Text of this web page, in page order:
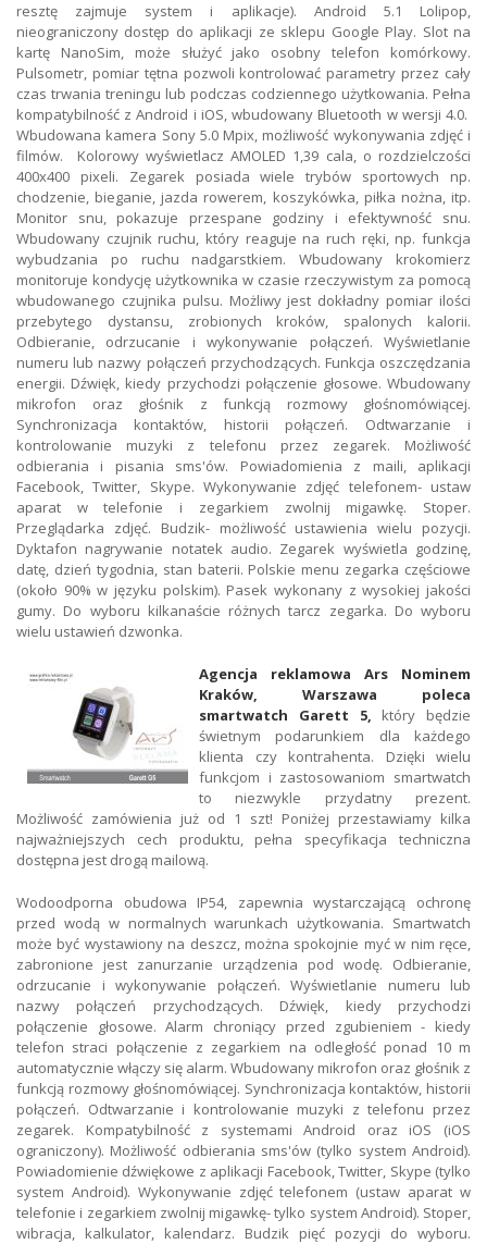
resztę zajmuje system i aplikacje). Android 5.1 Lolipop,
nieograniczony dostęp do aplikacji ze sklepu Google Play. Slot na
kartę NanoSim, może służyć jako osobny telefon komórkowy.
Pulsometr, pomiar tętna pozwoli kontrolować parametry przez cały
czas trwania treningu lub podczas codziennego użytkowania. Pełna
kompatybilność z Android i iOS, wbudowany Bluetooth w wersji 4.0.
Wbudowana kamera Sony 5.0 Mpix, możliwość wykonywania zdjęć i
filmów. Kolorowy wyświetlacz AMOLED 1,39 cala, o rozdzielczości
400x400 pixeli. Zegarek posiada wiele trybów sportowych np.
chodzenie, bieganie, jazda rowerem, koszykówka, piłka nożna, itp.
Monitor snu, pokazuje przespane godziny i efektywność snu.
Wbudowany czujnik ruchu, który reaguje na ruch ręki, np. funkcja
wybudzania po ruchu nadgarstkiem. Wbudowany krokomierz
monitoruje kondycję użytkownika w czasie rzeczywistym za pomocą
wbudowanego czujnika pulsu. Możliwy jest dokładny pomiar ilości
przebytego dystansu, zrobionych kroków, spalonych kalorii.
Odbieranie, odrzucanie i wykonywanie połączeń. Wyświetlanie
numeru lub nazwy połączeń przychodzących. Funkcja oszczędzania
energii. Dźwięk, kiedy przychodzi połączenie głosowe. Wbudowany
mikrofon oraz głośnik z funkcją rozmowy głośnomówiącej.
Synchronizacja kontaktów, historii połączeń. Odtwarzanie i
kontrolowanie muzyki z telefonu przez zegarek. Możliwość
odbierania i pisania sms'ów. Powiadomienia z maili, aplikacji
Facebook, Twitter, Skype. Wykonywanie zdjęć telefonem- ustaw
aparat w telefonie i zegarkiem zwolnij migawkę. Stoper.
Przeglądarka zdjęć. Budzik- możliwość ustawienia wielu pozycji.
Dyktafon nagrywanie notatek audio. Zegarek wyświetla godzinę,
datę, dzień tygodnia, stan baterii. Polskie menu zegarka częściowe
(około 90% w języku polskim). Pasek wykonany z wysokiej jakości
gumy. Do wyboru kilkanaście różnych tarcz zegarka. Do wyboru
wielu ustawień dzwonka.
Agencja reklamowa Ars Nominem
Kraków, Warszawa poleca
smartwatch Garett 5, który będzie
świetnym podarunkiem dla każdego
klienta czy kontrahenta. Dzięki wielu
funkcjom i zastosowaniom smartwatch
to niezwykle przydatny prezent.
Możliwość zamówienia już od 1 szt! Poniżej przestawiamy kilka
najważniejszych cech produktu, pełna specyfikacja techniczna
dostępna jest drogą mailową.
Wodoodporna obudowa IP54, zapewnia wystarczającą ochronę
przed wodą w normalnych warunkach użytkowania. Smartwatch
może być wystawiony na deszcz, można spokojnie myć w nim ręce,
zabronione jest zanurzanie urządzenia pod wodę. Odbieranie,
odrzucanie i wykonywanie połączeń. Wyświetlanie numeru lub
nazwy połączeń przychodzących. Dźwięk, kiedy przychodzi
połączenie głosowe. Alarm chroniący przed zgubieniem - kiedy
telefon straci połączenie z zegarkiem na odległość ponad 10 m
automatycznie włączy się alarm. Wbudowany mikrofon oraz głośnik z
funkcją rozmowy głośnomówiącej. Synchronizacja kontaktów, historii
połączeń. Odtwarzanie i kontrolowanie muzyki z telefonu przez
zegarek. Kompatybilność z systemami Android oraz iOS (iOS
ograniczony). Możliwość odbierania sms'ów (tylko system Android).
Powiadomienie dźwiękowe z aplikacji Facebook, Twitter, Skype (tylko
system Android). Wykonywanie zdjęć telefonem (ustaw aparat w
telefonie i zegarkiem zwolnij migawkę- tylko system Android). Stoper,
wibracja, kalkulator, kalendarz. Budzik pięć pozycji do wyboru.